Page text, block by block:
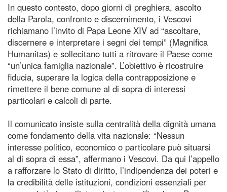
In questo contesto, dopo giorni di preghiera, ascolto
della Parola, confronto e discernimento, i Vescovi
richiamano l’invito di Papa Leone XIV ad “ascoltare,
discernere e interpretare i segni dei tempi” (Magnifica
Humanitas) e sollecitano tutti a ritrovare il Paese come
“un’unica famiglia nazionale”. L’obiettivo è ricostruire
fiducia, superare la logica della contrapposizione e
rimettere il bene comune al di sopra di interessi
particolari e calcoli di parte.
Il comunicato insiste sulla centralità della dignità umana
come fondamento della vita nazionale: “Nessun
interesse politico, economico o particolare può situarsi
al di sopra di essa”, affermano i Vescovi. Da qui l’appello
a rafforzare lo Stato di diritto, l’indipendenza dei poteri e
la credibilità delle istituzioni, condizioni essenziali per